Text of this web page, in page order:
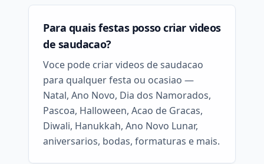
Para quais festas posso criar videos
de saudacao?
Voce pode criar videos de saudacao
para qualquer festa ou ocasiao —
Natal, Ano Novo, Dia dos Namorados,
Pascoa, Halloween, Acao de Gracas,
Diwali, Hanukkah, Ano Novo Lunar,
aniversarios, bodas, formaturas e mais.